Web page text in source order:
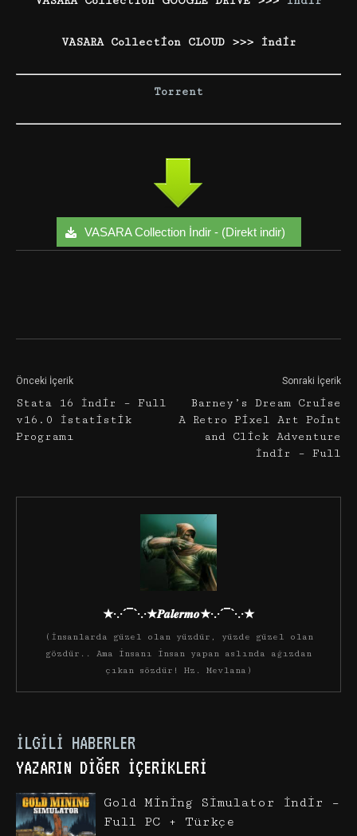
VASARA Collection CLOUD >>> İndir
Torrent
VASARA Collection İndir - (Direkt indir)
Önceki İçerik
Stata 16 İndir – Full
v16.0 İstatistik
Programı
Sonraki İçerik
Barney’s Dream Cruise
A Retro Pixel Art Point
and Click Adventure
İndir – Full
★·.·´¯`·.·★𝑷𝒂𝒍𝒆𝒓𝒎𝒐★·.·´¯`·.·★
(İnsanlarda güzel olan yüzdür, yüzde güzel olan
gözdür.. Ama insanı insan yapan aslında ağızdan
çıkan sözdür! Hz. Mevlana)
İLGILI HABERLER
YAZARIN DIĞER İÇERIKLERI
Gold Mining Simulator İndir –
Full PC + Türkçe